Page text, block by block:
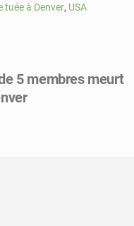
tuée à Denver, USA
5 membres meurt